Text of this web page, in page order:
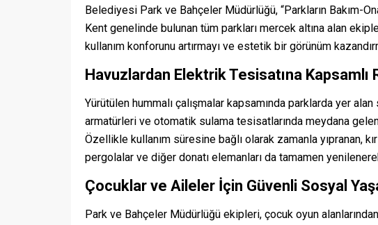
Belediyesi Park ve Bahçeler Müdürlüğü, “Parkların Bakım-
Kent genelinde bulunan tüm parkları mercek altına alan
kullanım konforunu artırmayı ve estetik bir görünüm
Havuzlardan Elektrik Tesisatına Kapsamlı
Yürütülen hummalı çalışmalar kapsamında parklarda yer
armatürleri ve otomatik sulama tesisatlarında meydana
Özellikle kullanım süresine bağlı olarak zamanla yıpranan,
pergolalar ve diğer donatı elemanları da tamamen
Çocuklar ve Aileler İçin Güvenli Sosyal
Park ve Bahçeler Müdürlüğü ekipleri, çocuk oyun